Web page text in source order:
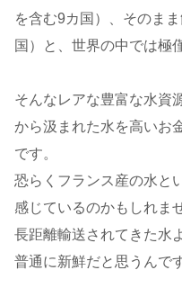
を含む9カ国）、そのま
国）と、世界の中では極
そんなレアな豊富な水資
から汲まれた水を高いお
です。
恐らくフランス産の水と
感じているのかもしれま
長距離輸送されてきた水
普通に新鮮だと思うんで